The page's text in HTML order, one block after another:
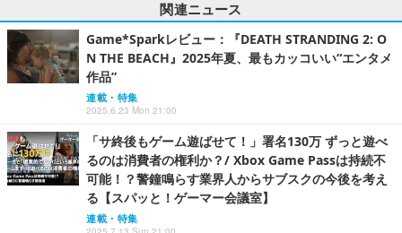
関連ニュース
Game*Sparkレビュー：『DEATH STRANDING 2: O
N THE BEACH』2025年夏、最もカッコいい“エンタメ
作品”
連載・特集
2025.6.23 Mon 21:00
「サ終後もゲーム遊ばせて！」署名130万 ずっと遊べ
るのは消費者の権利か？/ Xbox Game Passは持続不
可能！？警鐘鳴らす業界人からサブスクの今後を考え
る【スパッと！ゲーマー会議室】
連載・特集